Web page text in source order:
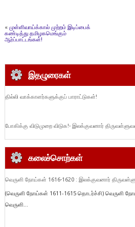
« முள்ளிவாய்க்கால் முற்றம் இடிப்பைக்
கண்டித்து தமிழகமெங்கும்
ஆர்ப்பாட்டங்கள்!
இதழுரைகள்
தில்லி வாக்காளர்களுக்குப் பாராட்டுகள்!
போகிக்கு விடுமுறை விடுக!- இலக்குவனார்
கலைச்சொற்கள்
வெருளி நோய்கள் 1616-1620 : இலக்குவனார்
(வெருளி நோய்கள் 1611-1615 தொடர்ச்சி) வெருளி
வெருளி...